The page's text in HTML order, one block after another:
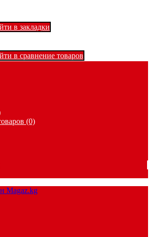
в закладки
в сравнение товаров
(0)